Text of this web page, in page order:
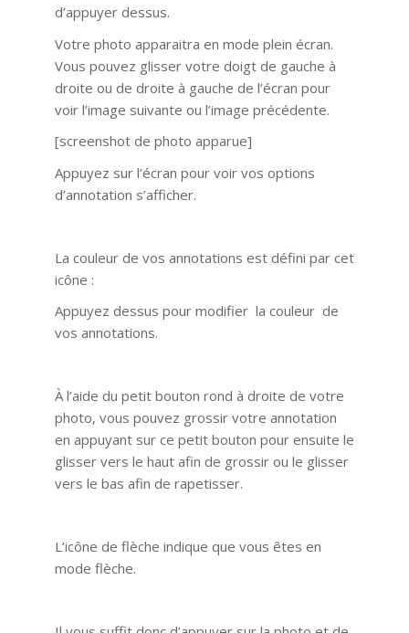
d’appuyer dessus.
Votre photo apparaitra en mode plein écran.
Vous pouvez glisser votre doigt de gauche à
droite ou de droite à gauche de l’écran pour
voir l’image suivante ou l’image précédente.
[screenshot de photo apparue]
Appuyez sur l’écran pour voir vos options
d’annotation s’afficher.
La couleur de vos annotations est défini par cet
icône :
Appuyez dessus pour modifier la couleur de
vos annotations.
À l’aide du petit bouton rond à droite de votre
photo, vous pouvez grossir votre annotation
en appuyant sur ce petit bouton pour ensuite le
glisser vers le haut afin de grossir ou le glisser
vers le bas afin de rapetisser.
L’icône de flèche indique que vous êtes en
mode flèche.